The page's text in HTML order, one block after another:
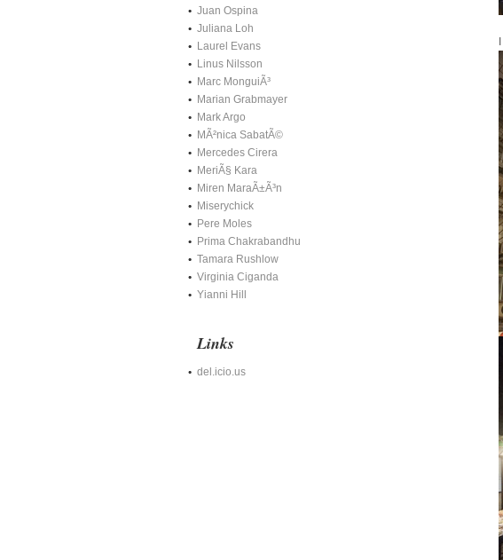
Juan Ospina
Juliana Loh
Laurel Evans
Linus Nilsson
Marc MonguiÃ³
Marian Grabmayer
Mark Argo
MÃ²nica SabatÃ©
Mercedes Cirera
MeriÃ§ Kara
Miren MaraÃ±Ã³n
Miserychick
Pere Moles
Prima Chakrabandhu
Tamara Rushlow
Virginia Ciganda
Yianni Hill
Links
del.icio.us